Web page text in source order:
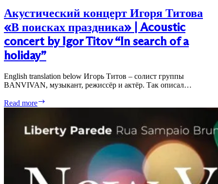
Акустический концерт Игоря Титова
«В поисках праздника» | Acoustic
concert by Igor Titov “In search of a
holiday”
English translation below Игорь Титов – солист группы
BANVIVAN, музыкант, режиссёр и актёр. Так описал…
Read more
концерт
Титова
«В
поисках праздника»
concert
by